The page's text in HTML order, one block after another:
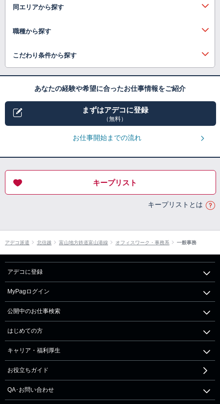
同エリアから探す
職種から探す
こだわり条件から探す
あなたの経験や希望に合ったお仕事情報をご紹介
まずはアデコに登録
（無料）
お仕事開始までの流れ
キープリスト
キープリストとは
アデコ派遣 北信越 富山地方鉄道富山港線 オフィスワーク・事務系 一般事務
アデコに登録
MyPagログイン
公開中のお仕事検索
はじめての方
キャリア・福利厚生
お役立ちガイド
QA･お問い合わせ